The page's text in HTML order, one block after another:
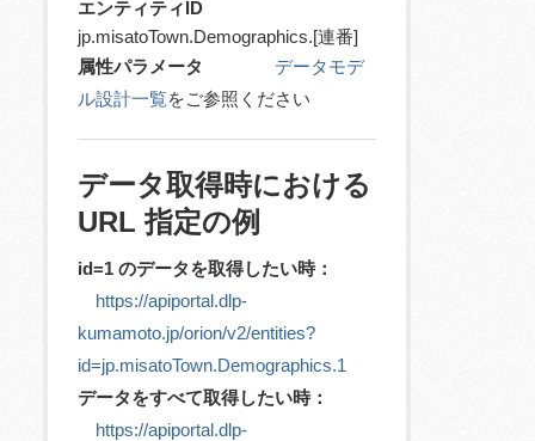
エンティティID
jp.misatoTown.Demographics.[連番]
属性パラメータ
データモデ
ル設計一覧をご参照ください
データ取得時における
URL 指定の例
id=1 のデータを取得したい時：
https://apiportal.dlp-
kumamoto.jp/orion/v2/entities?
id=jp.misatoTown.Demographics.1
データをすべて取得したい時：
https://apiportal.dlp-